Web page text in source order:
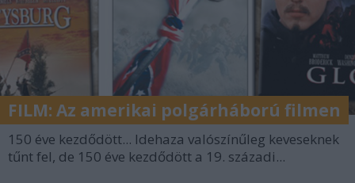
FILM: Az amerikai polgárháború filmen
150 éve kezdődött... Idehaza valószínűleg keveseknek
tűnt fel, de 150 éve kezdődött a 19. századi...